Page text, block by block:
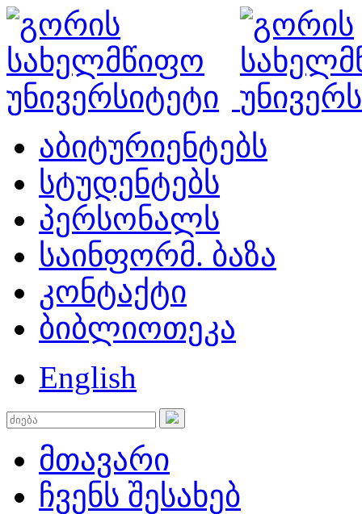
აბიტურიენტებს
სტუდენტებს
პერსონალს
საინფორმ. ბაზა
კონტაქტი
ბიბლიოთეკა
English
მთავარი
ჩვენს შესახებ